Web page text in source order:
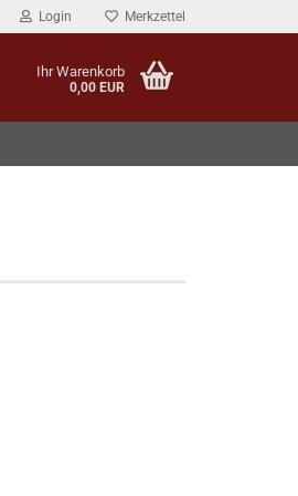
Login Merkzettel
Ihr Warenkorb
0,00 EUR